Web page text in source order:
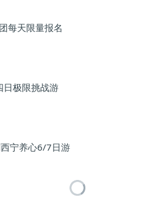
每天限量报名
日极限挑战游
宁养心6/7日游